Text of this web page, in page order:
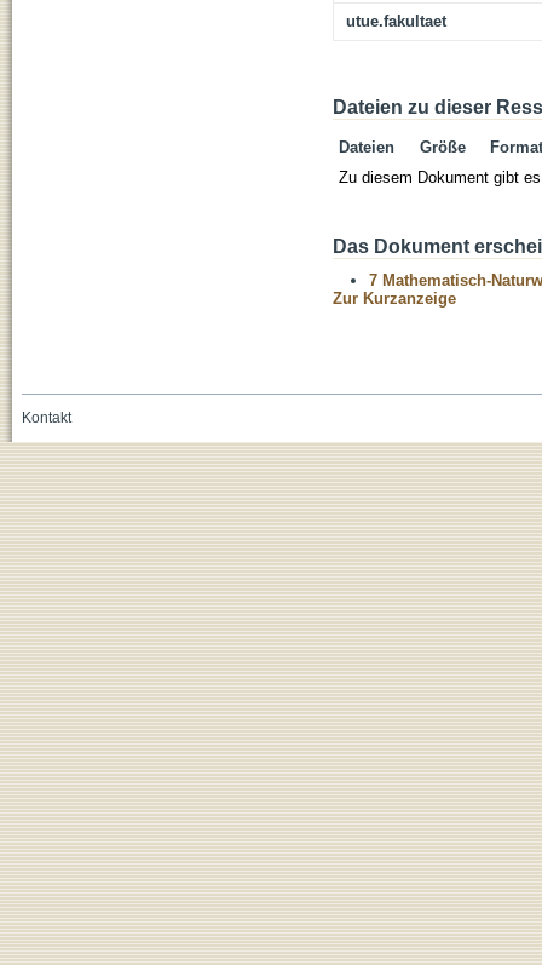
utue.fakultaet
Dateien zu dieser
Dateien Größe
Format
Zu diesem Dokument gibt
Das Dokument
7 Mathematisch-
Zur Kurzanzeige
Kontakt